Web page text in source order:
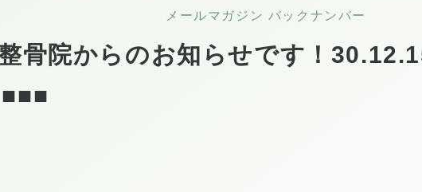
メールマガジン バックナンバー
骨院からのお知らせです！